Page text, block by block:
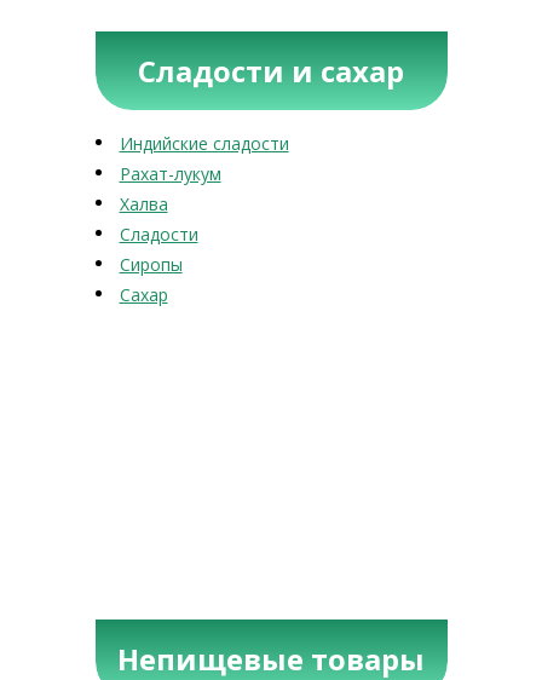
Сладости и сахар
Индийские сладости
Рахат-лукум
Халва
Сладости
Сиропы
Сахар
Непищевые товары